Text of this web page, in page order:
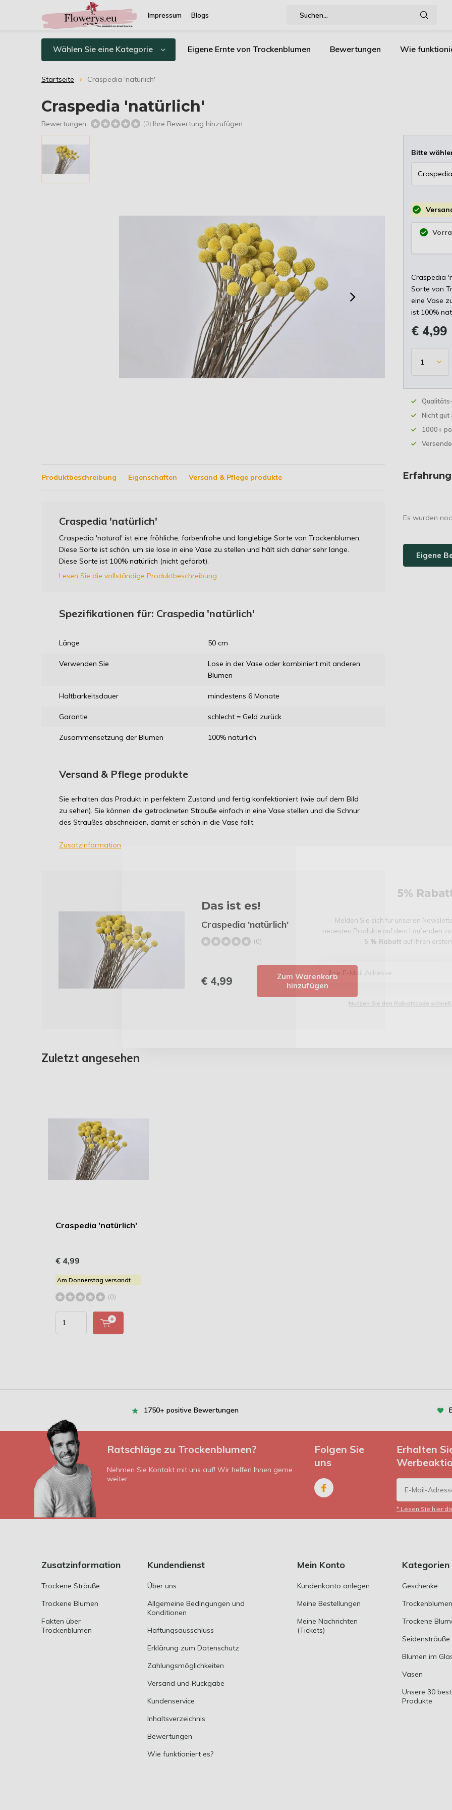
Impressum Blogs
Wählen Sie eine Kategorie Eigene Ernte von Trockenblumen Bewertungen Wie
Startseite Craspedia 'natürlich'
Craspedia 'natürlich'
Bewertungen: (0) Ihre Bewertung hinzufügen
Bitte
Craspedia
Sorte von
eine Vase
ist 100%
€ 4,99
Nicht gut
1000+
Produktbeschreibung Eigenschaften Versand & Pflege produkte
Craspedia 'natürlich'
Craspedia 'natural' ist eine fröhliche, farbenfrohe und langlebige Sorte von Trockenblumen.
Diese Sorte ist schön, um sie lose in eine Vase zu stellen und hält sich daher sehr lange.
Diese Sorte ist 100% natürlich (nicht gefärbt).
Lesen Sie die vollständige Produktbeschreibung
Spezifikationen für: Craspedia 'natürlich'
Länge 50 cm
Verwenden Sie
Lose in der Vase oder kombiniert mit anderen
Blumen
Haltbarkeitsdauer mindestens 6 Monate
Garantie schlecht = Geld zurück
Zusammensetzung der Blumen 100% natürlich
Versand & Pflege produkte
Sie erhalten das Produkt in perfektem Zustand und fertig konfektioniert (wie auf dem Bild
zu sehen). Sie können die getrockneten Sträuße einfach in eine Vase stellen und die Schnur
des Straußes abschneiden, damit er schön in die Vase fällt.
Zusatzinformation
Das ist es!
Craspedia 'natürlich'
(0)
€ 4,99
Zum Warenkorb
hinzufügen
Es wurden
Eigene
Zuletzt angesehen
Craspedia 'natürlich'
€ 4,99
Am Donnerstag versandt
(0)
1750+ positive Bewertungen
Ratschläge zu Trockenblumen?
Nehmen Sie Kontakt mit uns auf! Wir helfen Ihnen gerne
weiter.
Folgen Sie
uns
Erhalten
* Lesen Sie hier
Zusatzinformation
Trockene Sträuße
Trockene Blumen
Fakten über
Trockenblumen
Kundendienst
Über uns
Allgemeine Bedingungen und
Konditionen
Haftungsausschluss
Erklärung zum Datenschutz
Zahlungsmöglichkeiten
Versand und Rückgabe
Kundenservice
Inhaltsverzeichnis
Bewertungen
Wie funktioniert es?
Mein Konto
Kundenkonto anlegen
Meine Bestellungen
Meine Nachrichten
(Tickets)
Kategorien
Geschenke
Trockene
Seidensträuße
Blumen im
Vasen
Unsere 30
Produkte
5%
Melden Sie sich für unseren
neuesten Produkte auf dem Laufenden
5 % Rabatt auf Ihren
Nutzen Sie den Rabattcode